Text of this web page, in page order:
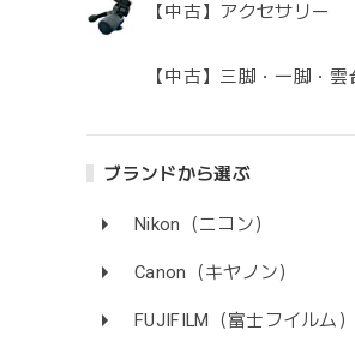
【中古】アクセサリー
【中古】三脚・一脚・雲
ブランドから選ぶ
Nikon（ニコン）
Canon（キヤノン）
FUJIFILM（富士フイルム）